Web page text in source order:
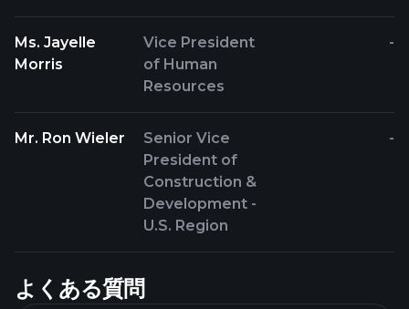
Ms. Jayelle
Morris
Vice President
of Human
Resources
-
Mr. Ron Wieler
Senior Vice
President of
Construction &
Development -
U.S. Region
-
よくある質問